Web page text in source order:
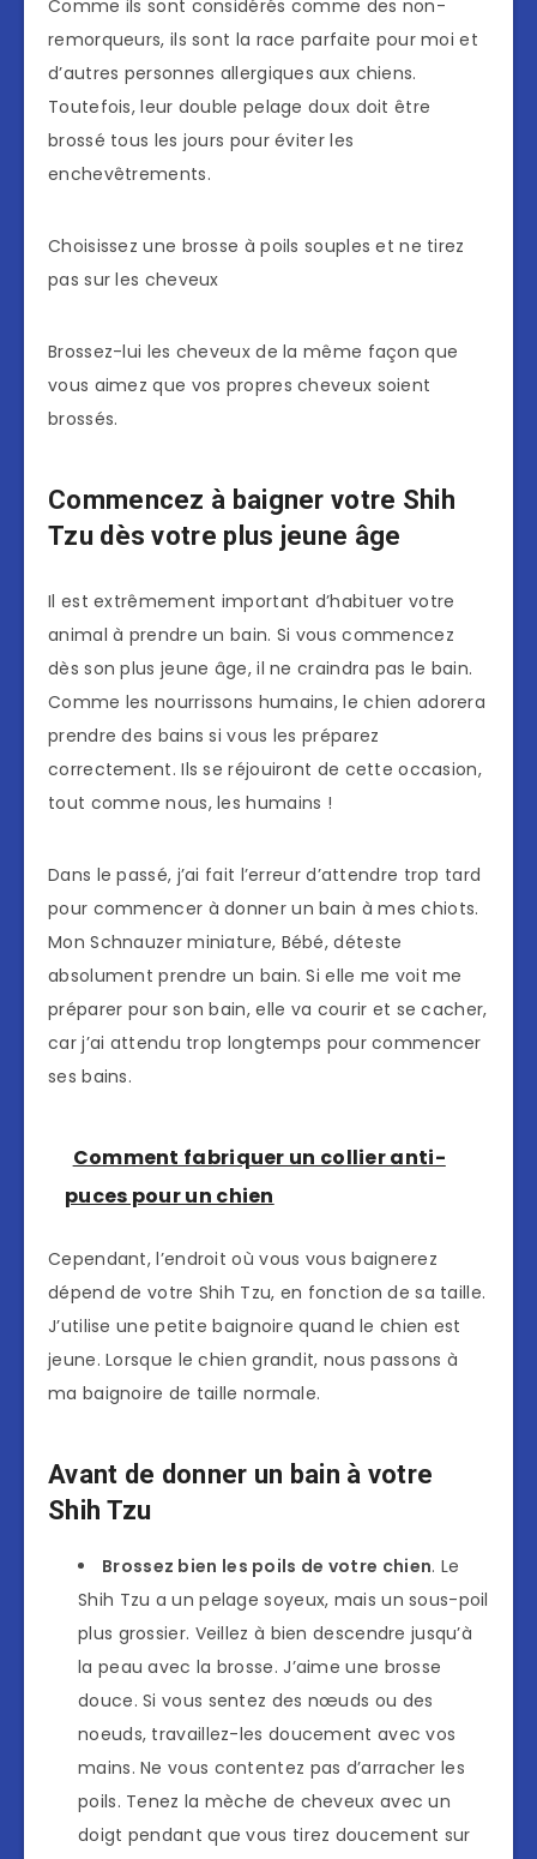
Comme ils sont considérés comme des non-
remorqueurs, ils sont la race parfaite pour moi et
d’autres personnes allergiques aux chiens.
Toutefois, leur double pelage doux doit être
brossé tous les jours pour éviter les
enchevêtrements.
Choisissez une brosse à poils souples et ne tirez
pas sur les cheveux
Brossez-lui les cheveux de la même façon que
vous aimez que vos propres cheveux soient
brossés.
Commencez à baigner votre Shih
Tzu dès votre plus jeune âge
Il est extrêmement important d’habituer votre
animal à prendre un bain. Si vous commencez
dès son plus jeune âge, il ne craindra pas le bain.
Comme les nourrissons humains, le chien adorera
prendre des bains si vous les préparez
correctement. Ils se réjouiront de cette occasion,
tout comme nous, les humains !
Dans le passé, j’ai fait l’erreur d’attendre trop tard
pour commencer à donner un bain à mes chiots.
Mon Schnauzer miniature, Bébé, déteste
absolument prendre un bain. Si elle me voit me
préparer pour son bain, elle va courir et se cacher,
car j’ai attendu trop longtemps pour commencer
ses bains.
Comment fabriquer un collier anti-
puces pour un chien
Cependant, l’endroit où vous vous baignerez
dépend de votre Shih Tzu, en fonction de sa taille.
J’utilise une petite baignoire quand le chien est
jeune. Lorsque le chien grandit, nous passons à
ma baignoire de taille normale.
Avant de donner un bain à votre
Shih Tzu
Brossez bien les poils de votre chien. Le
Shih Tzu a un pelage soyeux, mais un sous-poil
plus grossier. Veillez à bien descendre jusqu’à
la peau avec la brosse. J’aime une brosse
douce. Si vous sentez des nœuds ou des
noeuds, travaillez-les doucement avec vos
mains. Ne vous contentez pas d’arracher les
poils. Tenez la mèche de cheveux avec un
doigt pendant que vous tirez doucement sur